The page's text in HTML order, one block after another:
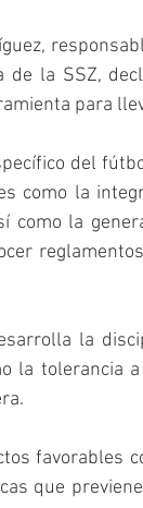
de la SSZ,
para
del
como la
como la
la
la tolerancia
favorables
que